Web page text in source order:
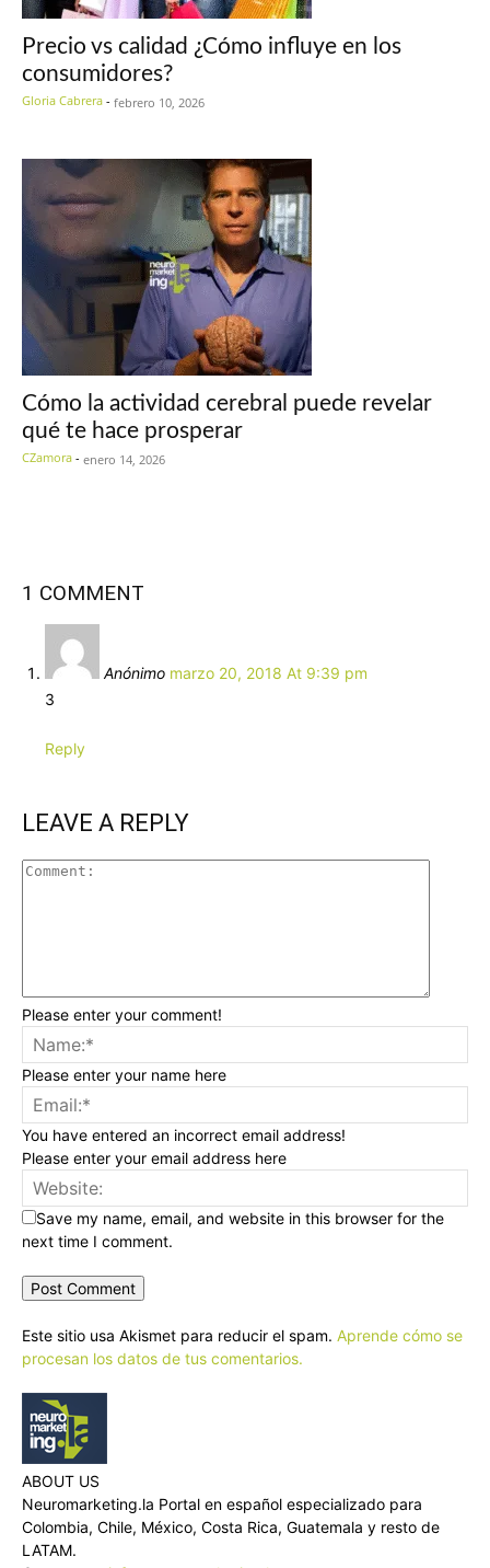
Precio vs calidad ¿Cómo influye en los
consumidores?
Gloria Cabrera - febrero 10, 2026
Cómo la actividad cerebral puede revelar
qué te hace prosperar
CZamora - enero 14, 2026
1 COMMENT
Anónimo marzo 20, 2018 At 9:39 pm
3
Reply
LEAVE A REPLY
Please enter your comment!
Please enter your name here
You have entered an incorrect email address!
Please enter your email address here
Save my name, email, and website in this browser for the
next time I comment.
Este sitio usa Akismet para reducir el spam. Aprende cómo se
procesan los datos de tus comentarios.
ABOUT US
Neuromarketing.la Portal en español especializado para
Colombia, Chile, México, Costa Rica, Guatemala y resto de
LATAM.